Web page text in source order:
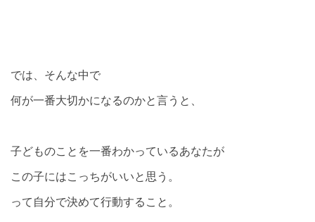
では、そんな中で
何が一番大切かになるのかと言うと、
子どものことを一番わかっているあなたが
この子にはこっちがいいと思う。
って自分で決めて行動すること。